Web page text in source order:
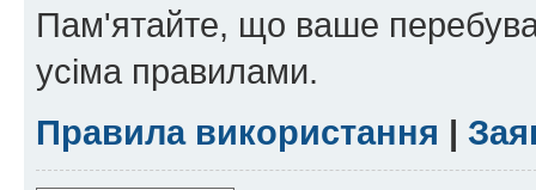
Пам'ятайте, що ваше
усіма правилами.
Правила використання |